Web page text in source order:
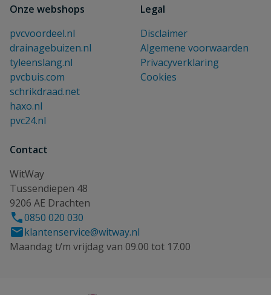
Onze webshops
pvcvoordeel.nl
drainagebuizen.nl
tyleenslang.nl
pvcbuis.com
schrikdraad.net
haxo.nl
pvc24.nl
Legal
Disclaimer
Algemene voorwaarden
Privacyverklaring
Cookies
Contact
WitWay
Tussendiepen 48
9206 AE Drachten
0850 020 030
klantenservice@witway.nl
Maandag t/m vrijdag van 09.00 tot 17.00